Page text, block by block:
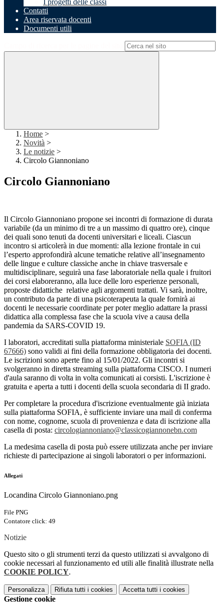
I progetti delle classi
Contatti
Area riservata docenti
Documenti utili
Home >
Novità >
Le notizie >
Circolo Giannoniano
Circolo Giannoniano
Il Circolo Giannoniano propone sei incontri di formazione di durata
variabile (da un minimo di tre a un massimo di quattro ore), cinque
dei quali sono tenuti da docenti universitari e liceali. Ciascun
incontro si articolerà in due momenti: alla lezione frontale in cui
l’esperto approfondirà alcune tematiche relative all’insegnamento
delle lingue e culture classiche anche in chiave trasversale e
multidisciplinare, seguirà una fase laboratoriale nella quale i fruitori
dei corsi elaboreranno, alla luce delle loro esperienze personali,
proposte didattiche relative agli argomenti trattati. Vi sarà, inoltre,
un contributo da parte di una psicoterapeuta la quale fornirà ai
docenti le necessarie coordinate per poter meglio adattare la prassi
didattica alla complessa fase che la scuola vive a causa della
pandemia da SARS-COVID 19.
I laboratori, accreditati sulla piattaforma ministeriale SOFIA (ID
67666) sono validi ai fini della formazione obbligatoria dei docenti.
Le iscrizioni sono aperte fino al 15/01/2022. Gli incontri si
svolgeranno in diretta streaming sulla piattaforma CISCO. I numeri
d'aula saranno di volta in volta comunicati ai corsisti. L'iscrizione è
gratuita e aperta a tutti i docenti della scuola secondaria di II grado.
Per completare la procedura d'iscrizione eventualmente già iniziata
sulla piattaforma SOFIA, è sufficiente inviare una mail di conferma
con nome, cognome, scuola di provenienza e data di iscrizione alla
casella di posta: circologiannoniano@classicogiannonebn.com
La medesima casella di posta può essere utilizzata anche per inviare
richieste di partecipazione ai singoli laboratori o per informazioni.
Allegati
Locandina Circolo Giannoniano.png
File PNG
Contatore click: 49
Notizie
Questo sito o gli strumenti terzi da questo utilizzati si avvalgono di
cookie necessari al funzionamento ed utili alle finalità illustrate nella
COOKIE POLICY.
Personalizza Rifiuta tutti i cookies Accetta tutti i cookies
Gestione cookie